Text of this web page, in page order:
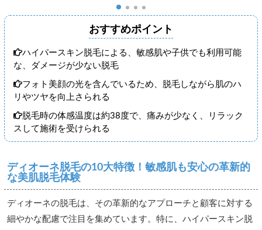
おすすめポイント
ハイパースキン脱毛による、敏感肌や子供でも利用可能
な、ダメージが少ない脱毛
フォト美顔の光を含んでいるため、脱毛しながら肌のハ
リやツヤを向上さられる
脱毛時の体感温度は約38度で、痛みが少なく、リラック
スして施術を受けられる
ディオーネ脱毛の10大特徴！敏感肌も安心の革新的
な美肌脱毛体験
ディオーネの脱毛は、その革新的なアプローチと顧客に対する
細やかな配慮で注目を集めています。特に、ハイパースキン脱